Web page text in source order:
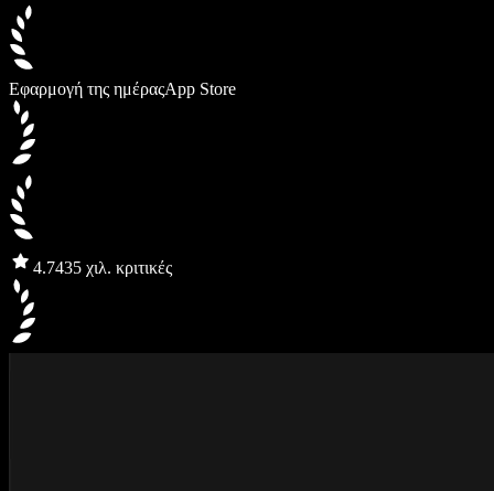
Εφαρμογή της ημέραςApp Store
4.7435 χιλ. κριτικές